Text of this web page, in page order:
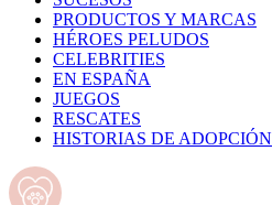
PRODUCTOS Y MARCAS
HÉROES PELUDOS
CELEBRITIES
EN ESPAÑA
JUEGOS
RESCATES
HISTORIAS DE ADOPCIÓN